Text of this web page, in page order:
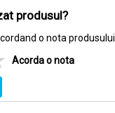
Zn 30cp - BIOLAND
zi.
produsul?
o nota produsului
Acorda o nota